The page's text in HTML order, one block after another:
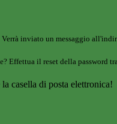
Verrà inviato un messaggio
Effettua il reset della password
casella di posta elettronica!